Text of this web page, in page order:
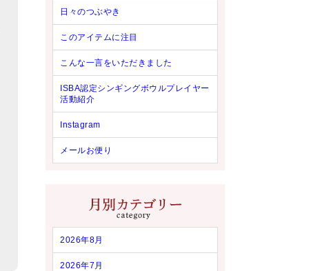
日々のつぶやき
このアイテムに注目
こんな一言をいただきました
ISBA認定シンギングボウルプレイヤー
活動紹介
Instagram
メールお便り
2026年8月
2026年7月